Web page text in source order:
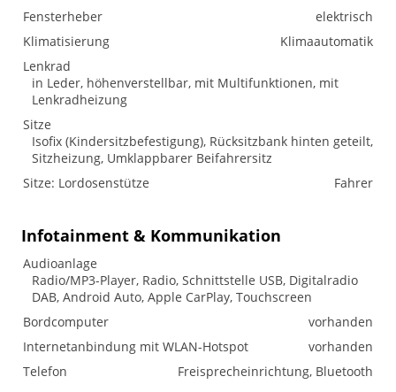
Fensterheber
elektrisch
Klimatisierung
Klimaautomatik
Lenkrad
in Leder, höhenverstellbar, mit Multifunktionen, mit
Lenkradheizung
Sitze
Isofix (Kindersitzbefestigung), Rücksitzbank hinten geteilt,
Sitzheizung, Umklappbarer Beifahrersitz
Sitze: Lordosenstütze
Fahrer
Infotainment & Kommunikation
Audioanlage
Radio/MP3-Player, Radio, Schnittstelle USB, Digitalradio
DAB, Android Auto, Apple CarPlay, Touchscreen
Bordcomputer
vorhanden
Internetanbindung mit WLAN-Hotspot
vorhanden
Telefon
Freisprecheinrichtung, Bluetooth